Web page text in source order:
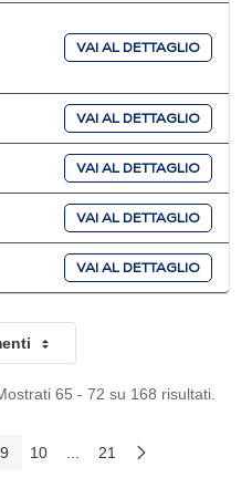
VAI AL DETTAGLIO
VAI AL DETTAGLIO
VAI AL DETTAGLIO
VAI AL DETTAGLIO
VAI AL DETTAGLIO
Per pagina
65 - 72 su 168 risultati.
9
10 21 Pagina Seguente